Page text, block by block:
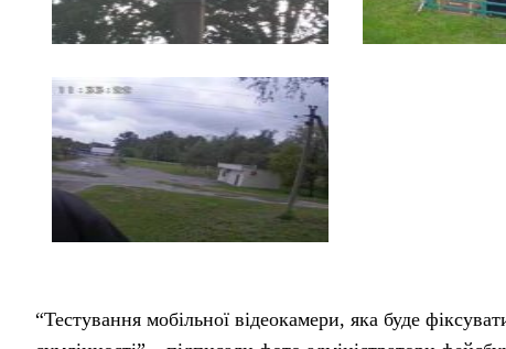
“Тестування мобільної відеокамери, яка буде